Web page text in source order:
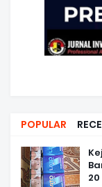
POPULAR